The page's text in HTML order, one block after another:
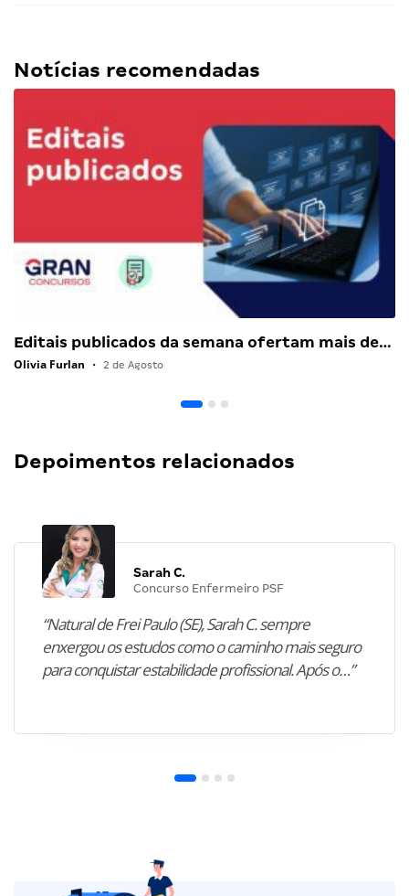
Notícias recomendadas
Editais publicados da semana ofertam mais de…
Olivia Furlan • 2 de Agosto
Depoimentos relacionados
Sarah C.
Concurso Enfermeiro PSF
“Natural de Frei Paulo (SE), Sarah C. sempre
enxergou os estudos como o caminho mais seguro
para conquistar estabilidade profissional. Após o…”